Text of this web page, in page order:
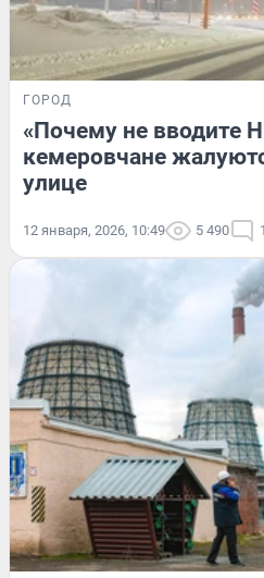
ГОРОД
«Почему не вводите
кемеровчане
улице
12 января, 2026, 10:49 5 490